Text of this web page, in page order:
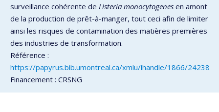
surveillance cohérente de Listeria monocytogenes en amont
de la production de prêt-à-manger, tout ceci afin de limiter
ainsi les risques de contamination des matières premières
des industries de transformation.
Référence :
https://papyrus.bib.umontreal.ca/xmlu/ihandle/1866/24238
Financement : CRSNG